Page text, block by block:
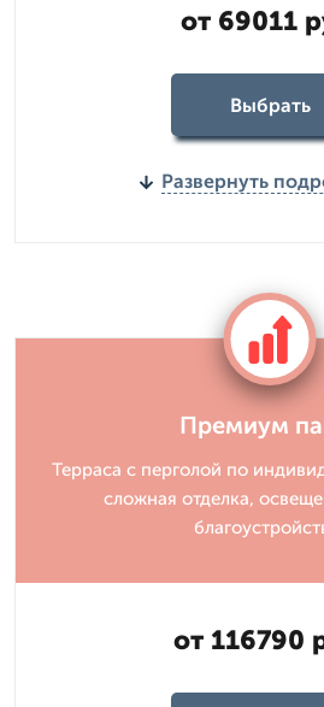
от 69011
Выбрать
Развернуть
Премиум
Терраса с перголой по
сложная отделка,
от 116790